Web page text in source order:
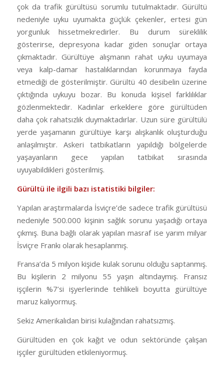
çok da trafik gürültüsü sorumlu tutulmaktadır. Gürültü
nedeniyle uyku uyumakta güçlük çekenler, ertesi gün
yorgunluk hissetmekredirler. Bu durum süreklilik
gösterirse, depresyona kadar giden sonuçlar ortaya
çıkmaktadır. Gürültüye alışmanın rahat uyku uyumaya
veya kalp-damar hastalıklarından korunmaya fayda
etmediği de gösterilmiştir. Gürültü 40 desibelin üzerine
çıktığında uykuyu bozar. Bu konuda kişisel farklılıklar
gözlenmektedir. Kadınlar erkeklere göre gürültüden
daha çok rahatsızlık duymaktadırlar. Uzun süre gürültülü
yerde yaşamanın gürültüye karşı alışkanlık oluşturduğu
anlaşılmıştır. Askeri tatbikatların yapıldığı bölgelerde
yaşayanların gece yapılan tatbikat sırasında
uyuyabildikleri gösterilmiş.
Gürültü ile ilgili bazı istatistiki bilgiler:
Yapılan araştırmalarda İsviçre’de sadece trafik gürültüsü
nedeniyle 500.000 kişinin sağlık sorunu yaşadığı ortaya
çıkmış. Buna bağlı olarak yapılan masraf ise yarım milyar
İsviçre Frankı olarak hesaplanmış.
Fransa’da 5 milyon kişide kulak sorunu olduğu saptanmış.
Bu kişilerin 2 milyonu 55 yaşın altındaymış. Fransız
işçilerin %7’si işyerlerinde tehlikeli boyutta gürültüye
maruz kalıyormuş.
Sekiz Amerikalıdan birisi kulağından rahatsızmış.
Gürültüden en çok kağıt ve odun sektöründe çalışan
işçiler gürültüden etkileniyormuş.